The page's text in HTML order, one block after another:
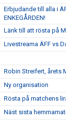
Erbjudande till alla i
ENKEGÅRDEN!
Länk till att rösta på
Livestreama ÄFF vs
Robin Streifert, årets
Ny organisation
Rösta på matchens
Näst sista